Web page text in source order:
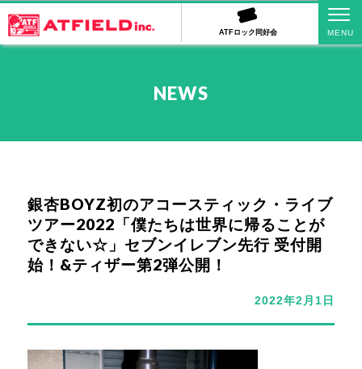
ATFロック同好会
NEWS
銀杏BOYZ初のアコースティック・ライブ
ツアー2022「僕たちは世界に帰ることが
できない☆」セブンイレブン先行 受付開
始！&ティザー第2弾公開！
2022年2月1日